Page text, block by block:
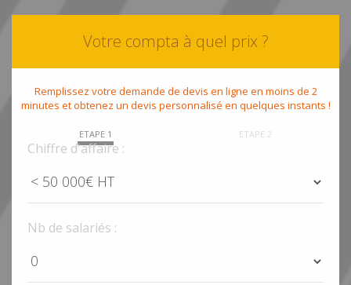
Votre compta à quel prix ?
Remplissez votre demande de devis en ligne en moins de 2
minutes et obtenez un devis personnalisé en quelques instants !
ETAPE 1 ETAPE 2
Chiffre d'affaire :
Nb de salariés :